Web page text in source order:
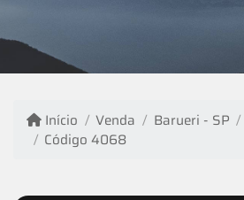
Início Venda Barueri - SP
Código 4068